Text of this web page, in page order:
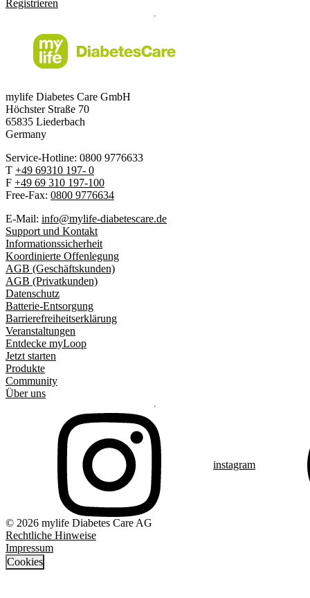
Registrieren
mylife Diabetes Care GmbH
Höchster Straße 70
65835 Liederbach
Germany
Service-Hotline: 0800 9776633
T +49 69310 197- 0
F +49 69 310 197-100
Free-Fax: 0800 9776634
E-Mail: info@mylife-diabetescare.de
Support und Kontakt
Informationssicherheit
Koordinierte Offenlegung
AGB (Geschäftskunden)
AGB (Privatkunden)
Datenschutz
Batterie-Entsorgung
Barrierefreiheitserklärung
Veranstaltungen
Entdecke myLoop
Jetzt starten
Produkte
Community
Über uns
instagram
© 2026 mylife Diabetes Care AG
Rechtliche Hinweise
Impressum
Cookies